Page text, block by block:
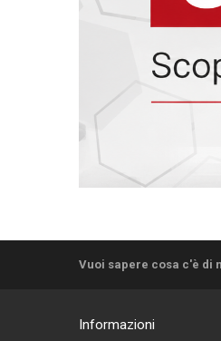
Vuoi sapere cosa c'è di
Informazioni